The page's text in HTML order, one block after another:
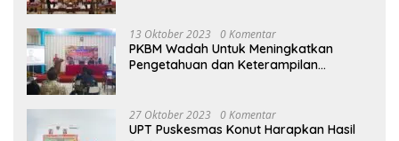
13 Oktober 2023 0 Komentar
PKBM Wadah Untuk Meningkatkan
Pengetahuan dan Keterampilan
27 Oktober 2023 0 Komentar
UPT Puskesmas Konut Harapkan Hasil